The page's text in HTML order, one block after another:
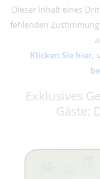
Dieser Inhalt eines
fehlenden
Klicken Sie hier,
Exklusives
Gäste: